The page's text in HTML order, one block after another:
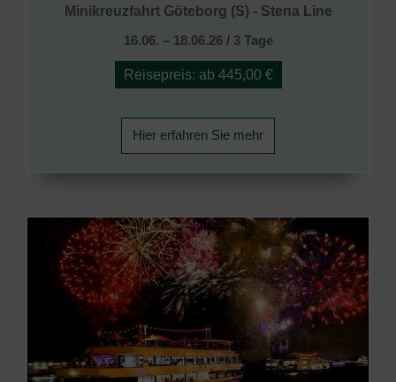
Minikreuzfahrt Göteborg (S) - Stena Line
16.06. – 18.06.26 / 3 Tage
Reisepreis: ab 445,00 €
Hier erfahren Sie mehr